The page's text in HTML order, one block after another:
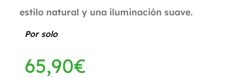
estilo natural y una iluminación suave.
Por solo
65,90€